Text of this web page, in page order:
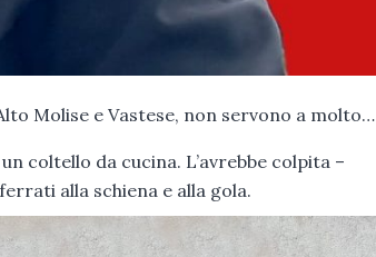
Molise e Vastese, non servono a molto…
coltello da cucina. L’avrebbe colpita –
alla schiena e alla gola.